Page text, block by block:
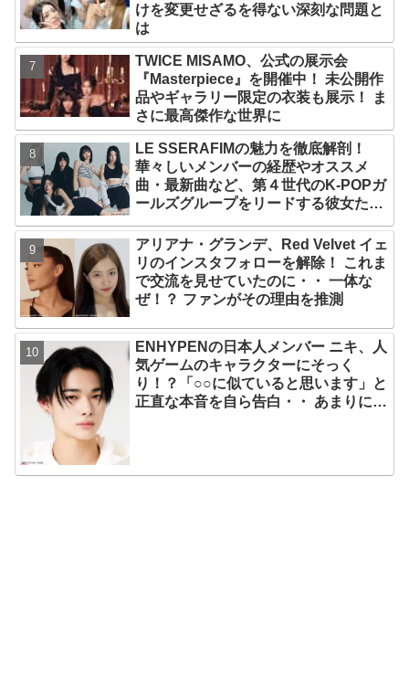
けを変更せざるを得ない深刻な問題と
は
TWICE MISAMO、公式の展示会
『Masterpiece』を開催中！ 未公開作
品やギャラリー限定の衣装も展示！ ま
さに最高傑作な世界に
LE SSERAFIMの魅力を徹底解剖！
華々しいメンバーの経歴やオススメ
曲・最新曲など、第４世代のK-POPガ
ールズグループをリードする彼女たち
アリアナ・グランデ、Red Velvet イェ
リのインスタフォローを解除！ これま
で交流を見せていたのに・・ 一体な
ぜ！？ ファンがその理由を推測
ENHYPENの日本人メンバー ニキ、人
気ゲームのキャラクターにそっく
り！？「○○に似ていると思います」と
正直な本音を自ら告白・・ あまりにも